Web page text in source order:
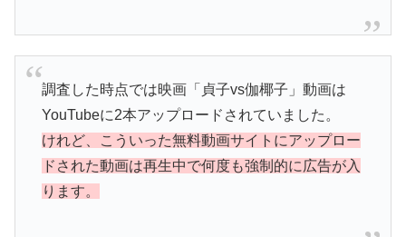
調査した時点では映画「貞子vs伽椰子」動画は
YouTubeに2本アップロードされていました。
けれど、こういった無料動画サイトにアップロー
ドされた動画は再生中で何度も強制的に広告が入
ります。